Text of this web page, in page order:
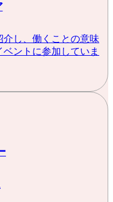
し、働くことの意味
ントに参加していま